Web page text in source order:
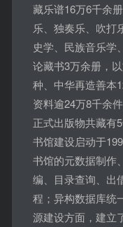
藏乐谱16万6千余
乐、独奏乐、吹打
史学、民族音乐学
论藏书3万余册，
种、中华再造善本
资料逾24万8千余
正式出版物共藏有
书馆建设启动于
书馆的元数据制作
编、目录查询、出
程；异构数据库统
源建设方面，建立